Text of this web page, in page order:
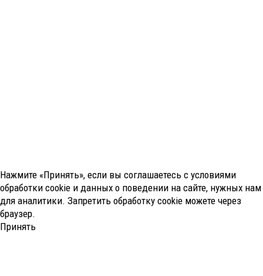
Нажмите «Принять», если вы соглашаетесь с условиями
обработки cookie и данных о поведении на сайте, нужных нам
для аналитики. Запретить обработку cookie можете через
браузер.
Принять